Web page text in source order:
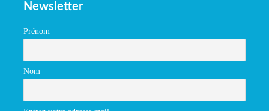
Newsletter
Prénom
Nom